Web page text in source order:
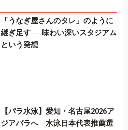
「うなぎ屋さんのタレ」のように
継ぎ足す──味わい深いスタジアム
という発想
【パラ水泳】愛知・名古屋2026ア
ジアパラへ 水泳日本代表推薦選